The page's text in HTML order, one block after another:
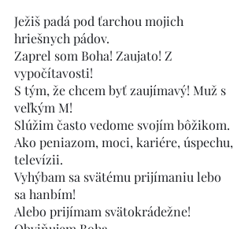
Ježiš padá pod ťarchou mojich
hriešnych pádov.
Zaprel som Boha! Zaujato! Z
vypočítavosti!
S tým, že chcem byť zaujímavý! Muž s
veľkým M!
Slúžim často vedome svojím bôžikom.
Ako peniazom, moci, kariére, úspechu,
televízii.
Vyhýbam sa svätému prijímaniu lebo
sa hanbím!
Alebo prijímam svätokrádežne!